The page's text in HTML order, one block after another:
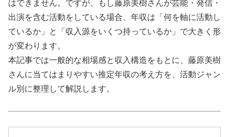
はできません。ですが、もし藤原美樹さんが芸能・発信・
出演を含む活動をしている場合、年収は「何を軸に活動し
ているか」と「収入源をいくつ持っているか」で大きく形
が変わります。
本記事では一般的な相場感と収入構造をもとに、藤原美樹
さんに当てはまりやすい推定年収の考え方を、活動ジャン
ル別に整理して解説します。